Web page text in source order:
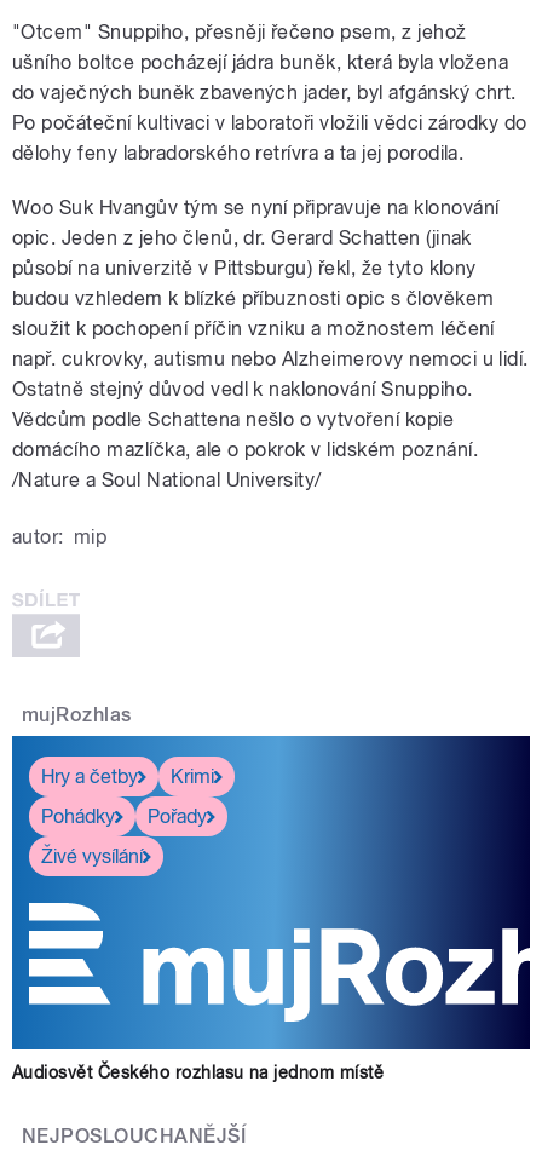
"Otcem" Snuppiho, přesněji řečeno psem, z jehož
ušního boltce pocházejí jádra buněk, která byla vložena
do vaječných buněk zbavených jader, byl afgánský chrt.
Po počáteční kultivaci v laboratoři vložili vědci zárodky do
dělohy feny labradorského retrívra a ta jej porodila.
Woo Suk Hvangův tým se nyní připravuje na klonování
opic. Jeden z jeho členů, dr. Gerard Schatten (jinak
působí na univerzitě v Pittsburgu) řekl, že tyto klony
budou vzhledem k blízké příbuznosti opic s člověkem
sloužit k pochopení příčin vzniku a možnostem léčení
např. cukrovky, autismu nebo Alzheimerovy nemoci u lidí.
Ostatně stejný důvod vedl k naklonování Snuppiho.
Vědcům podle Schattena nešlo o vytvoření kopie
domácího mazlíčka, ale o pokrok v lidském poznání.
/Nature a Soul National University/
autor: mip
mujRozhlas
Hry a četby
Krimi
Pohádky
Pořady
Živé vysílání
Audiosvět Českého rozhlasu na jednom místě
NEJPOSLOUCHANĚJŠÍ